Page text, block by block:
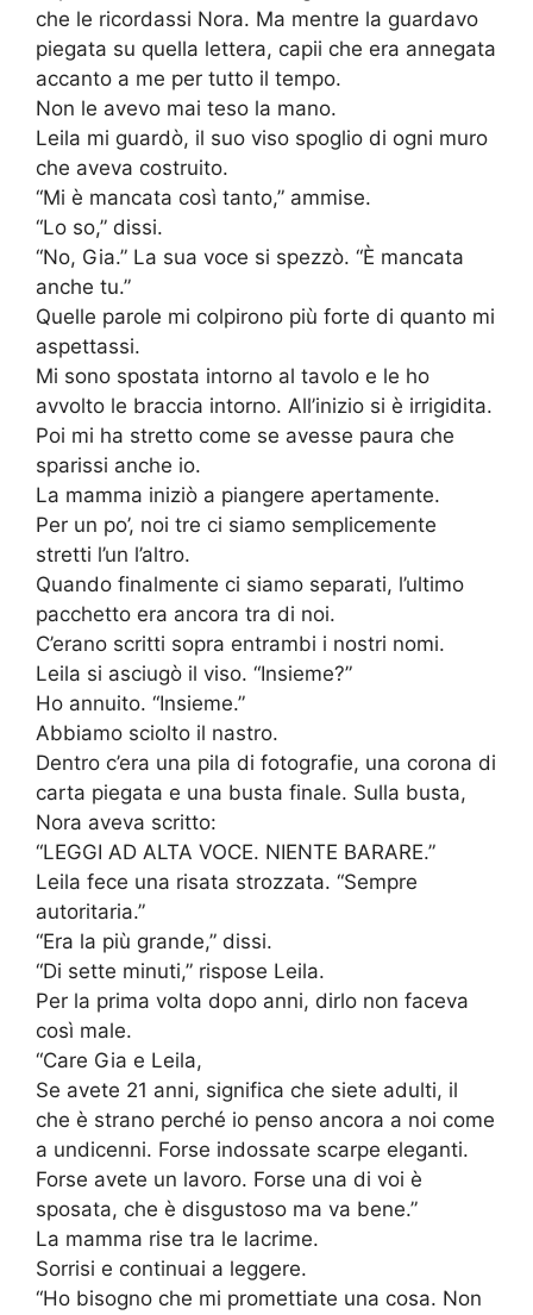
che le ricordassi Nora. Ma mentre la guardavo
piegata su quella lettera, capii che era annegata
accanto a me per tutto il tempo.
Non le avevo mai teso la mano.
Leila mi guardò, il suo viso spoglio di ogni muro
che aveva costruito.
“Mi è mancata così tanto,” ammise.
“Lo so,” dissi.
“No, Gia.” La sua voce si spezzò. “È mancata
anche tu.”
Quelle parole mi colpirono più forte di quanto mi
aspettassi.
Mi sono spostata intorno al tavolo e le ho
avvolto le braccia intorno. All’inizio si è irrigidita.
Poi mi ha stretto come se avesse paura che
sparissi anche io.
La mamma iniziò a piangere apertamente.
Per un po’, noi tre ci siamo semplicemente
stretti l’un l’altro.
Quando finalmente ci siamo separati, l’ultimo
pacchetto era ancora tra di noi.
C’erano scritti sopra entrambi i nostri nomi.
Leila si asciugò il viso. “Insieme?”
Ho annuito. “Insieme.”
Abbiamo sciolto il nastro.
Dentro c’era una pila di fotografie, una corona di
carta piegata e una busta finale. Sulla busta,
Nora aveva scritto:
“LEGGI AD ALTA VOCE. NIENTE BARARE.”
Leila fece una risata strozzata. “Sempre
autoritaria.”
“Era la più grande,” dissi.
“Di sette minuti,” rispose Leila.
Per la prima volta dopo anni, dirlo non faceva
così male.
“Care Gia e Leila,
Se avete 21 anni, significa che siete adulti, il
che è strano perché io penso ancora a noi come
a undicenni. Forse indossate scarpe eleganti.
Forse avete un lavoro. Forse una di voi è
sposata, che è disgustoso ma va bene.”
La mamma rise tra le lacrime.
Sorrisi e continuai a leggere.
“Ho bisogno che mi promettiate una cosa. Non